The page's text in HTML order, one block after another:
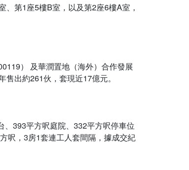
第1座5樓B室，以及第2座6樓A室，
） 及華潤置地（海外）合作發展
出約261伙，套現近17億元。
393平方呎庭院、332平方呎停車位
呎，3房1套連工人套間隔，據成交紀